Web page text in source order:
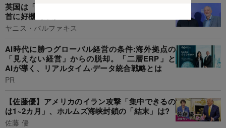
英国は「ブレグジット総選挙」が濃厚、労働党党
首に好機到来か
ヤニス・バルファキス
AI時代に勝つグローバル経営の条件:海外拠点の
「見えない経営」からの脱却。「二層ERP」と
AIが導く、リアルタイム·データ統合戦略とは
PR
【佐藤優】アメリカのイラン攻撃「集中できるの
は1~2カ月」、ホルムズ海峡封鎖の「結末」は?
佐藤 優